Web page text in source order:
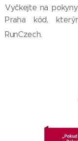
Vyčkejte na
Praha kód,
RunCzech.